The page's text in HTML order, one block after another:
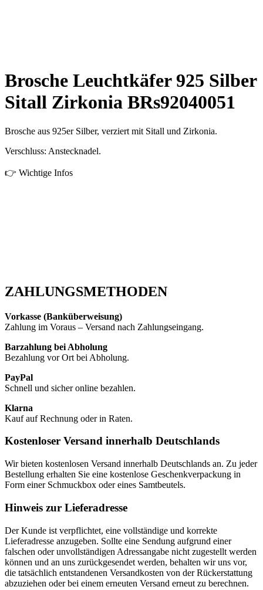
Brosche Leuchtkäfer 925 Silber
Sitall Zirkonia BRs92040051
Brosche aus 925er Silber, verziert mit Sitall und Zirkonia.
Verschluss: Anstecknadel.
👉 Wichtige Infos
ZAHLUNGSMETHODEN
Vorkasse (Banküberweisung)
Zahlung im Voraus – Versand nach Zahlungseingang.
Barzahlung bei Abholung
Bezahlung vor Ort bei Abholung.
PayPal
Schnell und sicher online bezahlen.
Klarna
Kauf auf Rechnung oder in Raten.
Kostenloser Versand innerhalb Deutschlands
Wir bieten kostenlosen Versand innerhalb Deutschlands an. Zu jeder
Bestellung erhalten Sie eine kostenlose Geschenkverpackung in
Form einer Schmuckbox oder eines Samtbeutels.
Hinweis zur Lieferadresse
Der Kunde ist verpflichtet, eine vollständige und korrekte
Lieferadresse anzugeben. Sollte eine Sendung aufgrund einer
falschen oder unvollständigen Adressangabe nicht zugestellt werden
können und an uns zurückgesendet werden, behalten wir uns vor,
die tatsächlich entstandenen Versandkosten von der Rückerstattung
abzuziehen oder bei einem erneuten Versand erneut zu berechnen.